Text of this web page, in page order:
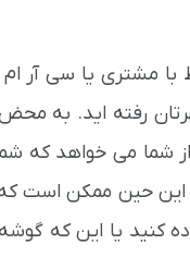
با مشتری یا سی آر
رفته اید. به محض
می خواهد که شما
این حین ممکن است
کنید یا این که